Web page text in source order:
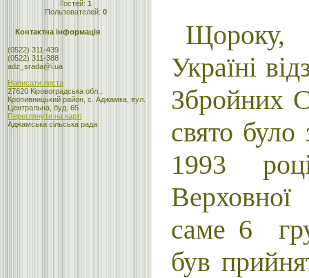
Гостей: 1
Пользователей: 0
Контактна інформація
(0522) 311-439
(0522) 311-388
adz_srada@i.ua
Написати листа
27620 Кіровоградська обл.,
Кропивницький район, с. Аджамка, вул.
Центральна, буд. 65
Переглянути на карті
Аджамська сільська рада
Україні
Збройних
свято
1993
саме 6
був